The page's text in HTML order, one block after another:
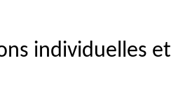
individuelles